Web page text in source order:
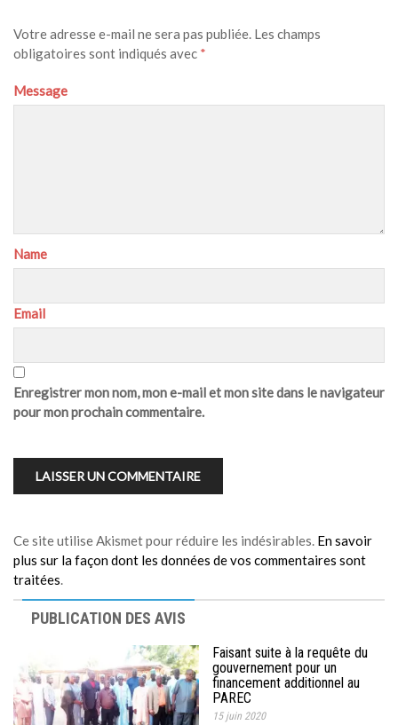
Votre adresse e-mail ne sera pas publiée. Les champs
obligatoires sont indiqués avec *
Message
Name
Email
Enregistrer mon nom, mon e-mail et mon site dans le navigateur
pour mon prochain commentaire.
Ce site utilise Akismet pour réduire les indésirables. En savoir
plus sur la façon dont les données de vos commentaires sont
traitées
PUBLICATION DES AVIS
Faisant suite à la requête du
gouvernement pour un
financement additionnel au
PAREC
15 juin 2020